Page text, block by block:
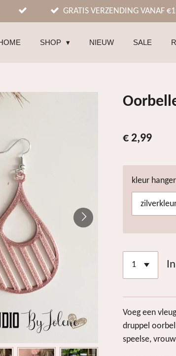
GRATIS VERZENDING VANAF
SHOP NIEUW SALE
€ 2,99
kleur hanger
Voeg een
druppel
speelse,